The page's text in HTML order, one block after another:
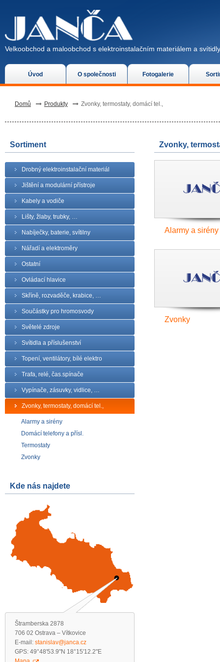
Úvod O společnosti Fotogalerie
Velkoobchod a maloobchod s elektroinstalačním materiálem a
Domů Produkty Zvonky, termostaty, domácí tel.,
Sortiment
Drobný elektroinstalační materiál
Jištění a modulární přístroje
Kabely a vodiče
Lišty, žlaby, trubky, …
Nabíječky, baterie, svítilny
Nářadí a elektroměry
Ostatní
Ovládací hlavice
Skříně, rozvaděče, krabice, …
Součástky pro hromosvody
Světelé zdroje
Svítidla a příslušenství
Topení, ventilátory, bílé elektro
Trafa, relé, čas.spínače
Vypínače, zásuvky, vidlice, …
Zvonky, termostaty, domácí tel.,
Alarmy a sirény
Domácí telefony a přísl.
Termostaty
Zvonky
Kde nás najdete
Štramberska 2878
706 02 Ostrava – Vítkovice
E-mail: stanislav@janca.cz
GPS: 49°48'53.9"N 18°15'12.2"E
Zvonky,
Alarmy a sirény
Zvonky